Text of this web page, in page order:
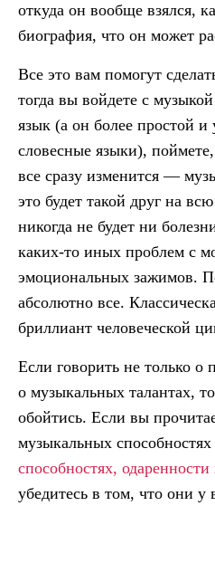
откуда он вообще взялся,
биография, что он может
Все это вам помогут
тогда вы войдете с
язык (а он более простой
словесные языки),
все сразу изменится —
это будет такой друг на
никогда не будет ни
каких-то иных проблем с
эмоциональных зажимов.
абсолютно все.
бриллиант человеческой
Если говорить не только
о музыкальных талантах,
обойтись. Если вы
музыкальных способностях
способностях, одаренности
убедитесь в том, что они у